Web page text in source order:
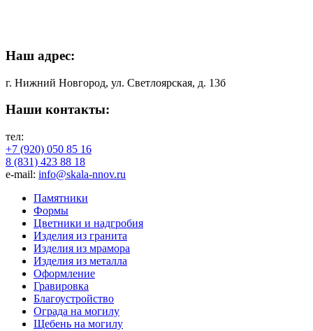
Наш адрес:
г. Нижний Новгород, ул. Светлоярская, д. 13б
Наши контакты:
тел:
+7 (920) 050 85 16
8 (831) 423 88 18
e-mail: info@skala-nnov.ru
Памятники
Формы
Цветники и надгробия
Изделия из гранита
Изделия из мрамора
Изделия из металла
Оформление
Гравировка
Благоустройство
Ограда на могилу
Щебень на могилу